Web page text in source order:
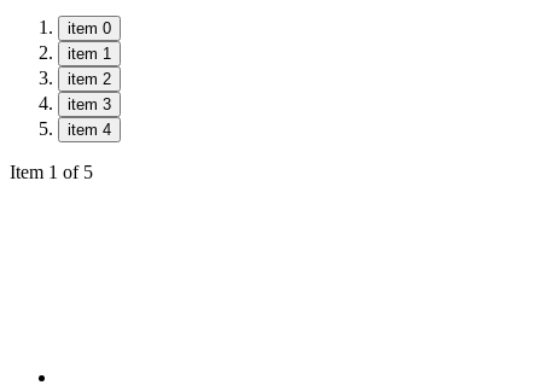
item 0
item 1
item 2
item 3
item 4
Item 1 of 5